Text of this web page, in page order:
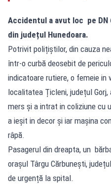
Accidentul a avut loc pe
din județul Hunedoara.
Potrivit polițiștilor, din cauza
într-o curbă deosebit de
indicatoare rutiere, o femeie in
localitatea Țicleni, județul
mers și a intrat in coliziune cu
a ieșit in decor și iar mașina
râpă.
Pasagerul din dreapta, un
orașul Târgu Cărbunești,
de urgență la spital.